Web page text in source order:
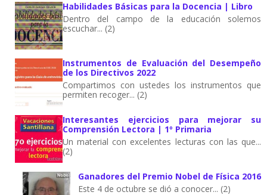
Habilidades Básicas para la Docencia | Libro
Dentro del campo de la educación solemos
escuchar... (2)
Instrumentos de Evaluación del Desempeño
de los Directivos 2022
Compartimos con ustedes los instrumentos que
permiten recoger... (2)
Interesantes ejercicios para mejorar su
Comprensión Lectora | 1º Primaria
Un material con excelentes lecturas con las que...
(2)
Ganadores del Premio Nobel de Física 2016
Este 4 de octubre se dió a conocer... (2)